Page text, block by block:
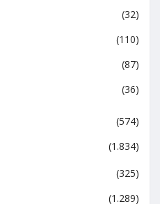
(32)
(110)
(87)
(36)
(574)
(1.834)
(325)
(1.289)